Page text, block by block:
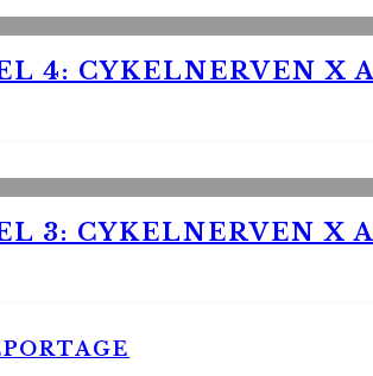
4: CYKELNERVEN X
3: CYKELNERVEN X